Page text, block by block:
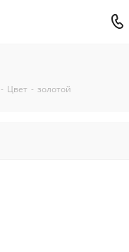
- Цвет - золотой